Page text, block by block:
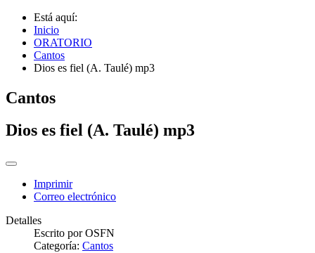
Está aquí:
Inicio
ORATORIO
Cantos
Dios es fiel (A. Taulé) mp3
Cantos
Dios es fiel (A. Taulé) mp3
Imprimir
Correo electrónico
Detalles
Escrito porOSFN
Categoría: Cantos